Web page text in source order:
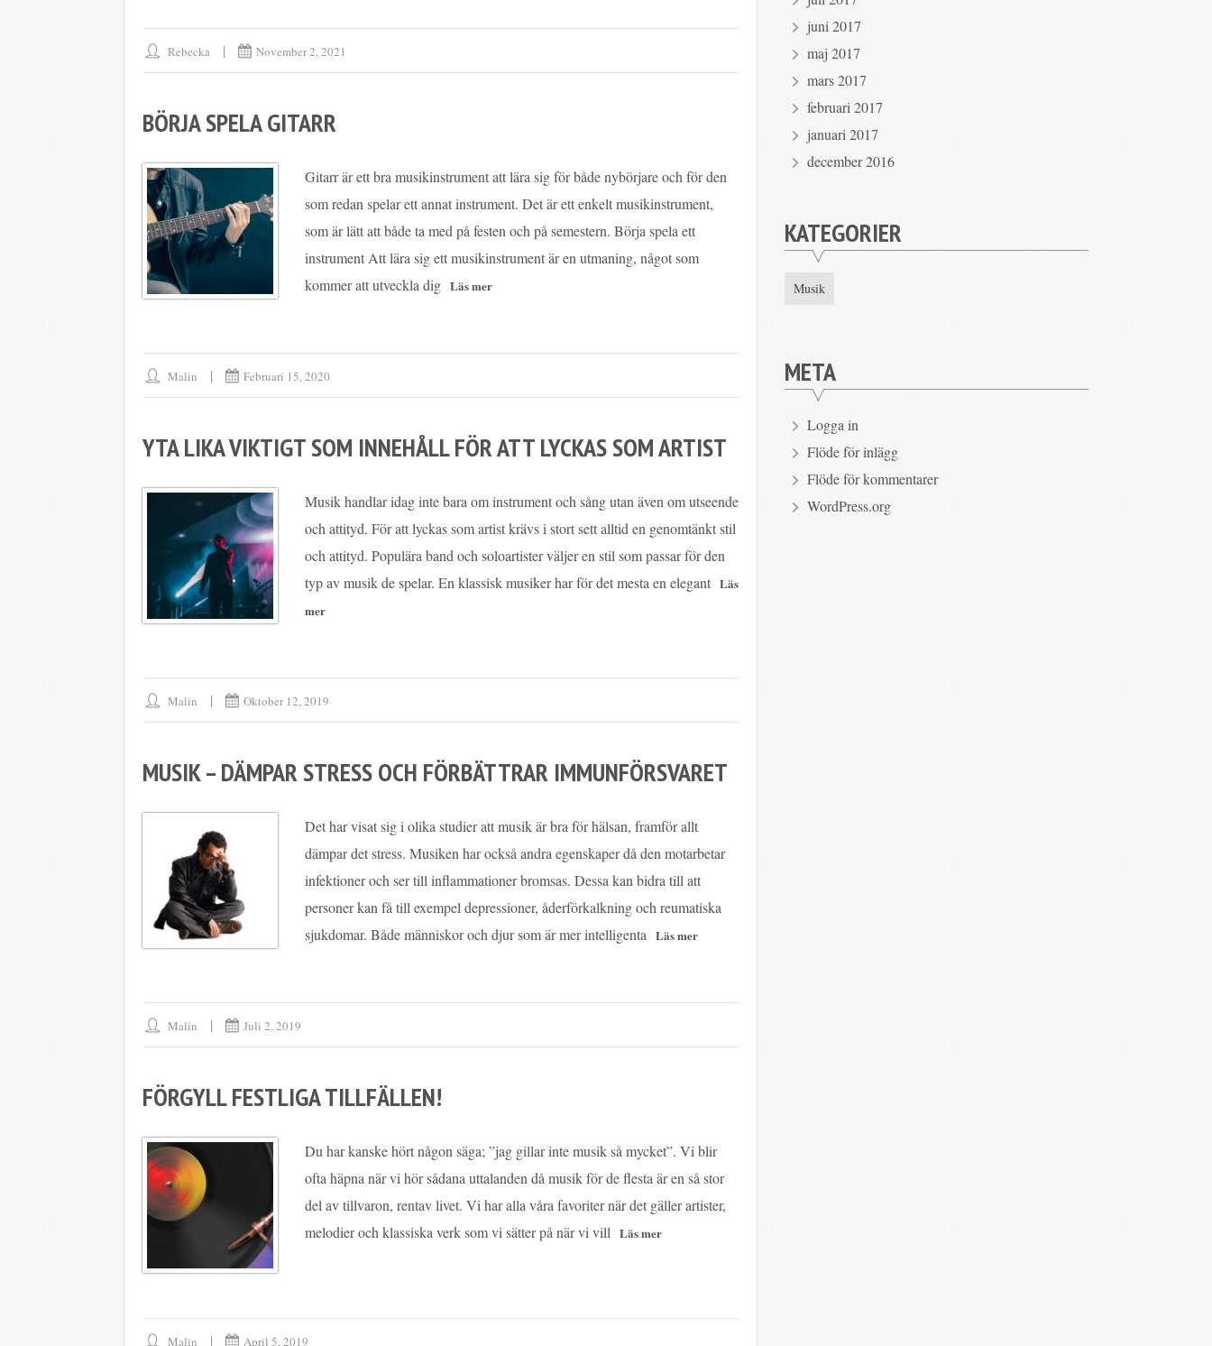
Rebecka November 2, 2021
BÖRJA SPELA GITARR
Gitarr är ett bra musikinstrument att lära sig för både nybörjare och för den
som redan spelar ett annat instrument. Det är ett enkelt musikinstrument,
som är lätt att både ta med på festen och på semestern. Börja spela ett
instrument Att lära sig ett musikinstrument är en utmaning, något som
kommer att utveckla dig
Malin Februari 15, 2020
YTA LIKA VIKTIGT SOM INNEHÅLL FÖR ATT LYCKAS SOM ARTIST
Musik handlar idag inte bara om instrument och sång utan även om utseende
och attityd. För att lyckas som artist krävs i stort sett alltid en genomtänkt stil
och attityd. Populära band och soloartister väljer en stil som passar för den
typ av musik de spelar. En klassisk musiker har för det mesta en elegant
Malin Oktober 12, 2019
MUSIK – DÄMPAR STRESS OCH FÖRBÄTTRAR IMMUNFÖRSVARET
Det har visat sig i olika studier att musik är bra för hälsan, framför allt
dämpar det stress. Musiken har också andra egenskaper då den motarbetar
infektioner och ser till inflammationer bromsas. Dessa kan bidra till att
personer kan få till exempel depressioner, åderförkalkning och reumatiska
sjukdomar. Både människor och djur som är mer intelligenta
Malin Juli 2, 2019
FÖRGYLL FESTLIGA TILLFÄLLEN!
Du har kanske hört någon säga; ”jag gillar inte musik så mycket”. Vi blir
ofta häpna när vi hör sådana uttalanden då musik för de flesta är en så stor
del av tillvaron, rentav livet. Vi har alla våra favoriter när det gäller artister,
melodier och klassiska verk som vi sätter på när vi vill
Malin April 5, 2019
juni 2017
maj 2017
mars 2017
februari 2017
januari 2017
december 2016
KATEGORIER
Musik
META
Logga in
Flöde för inlägg
Flöde för kommentarer
WordPress.org